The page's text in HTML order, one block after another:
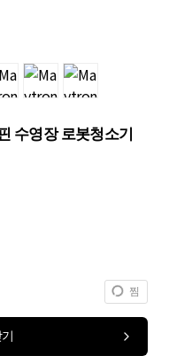
수영장 로봇청소기
찜